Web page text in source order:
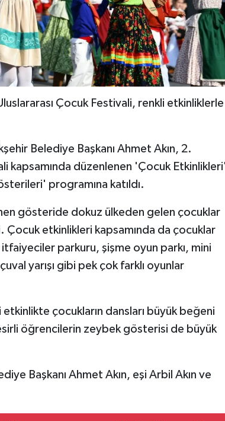
Çocuk Festivali, renkli etkinliklerle
Belediye Başkanı Ahmet Akın, 2.
kapsamında düzenlenen 'Çocuk Etkinlikleri'
programına katıldı.
gösteride dokuz ülkeden gelen çocuklar
Çocuk etkinlikleri kapsamında da çocuklar
parkuru, şişme oyun parkı, mini
yarışı gibi pek çok farklı oyunlar
çocukların dansları büyük beğeni
öğrencilerin zeybek gösterisi de büyük
Başkanı Ahmet Akın, eşi Arbil Akın ve